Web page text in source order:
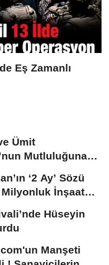
Eş Zamanlı
Ümit
Mutluluğuna
‘2 Ay’ Sözü
İnşaat
Hüseyin
Manşeti